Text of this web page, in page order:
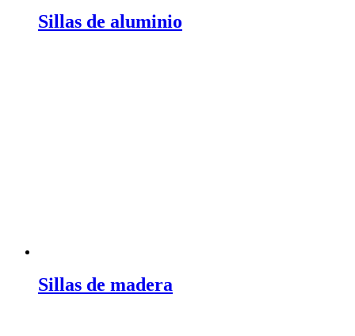
Sillas de aluminio
Sillas de madera